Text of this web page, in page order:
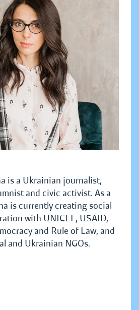
is a Ukrainian journalist,
and civic activist. As a
is currently creating social
with UNICEF, USAID,
and Rule of Law, and
and Ukrainian NGOs.